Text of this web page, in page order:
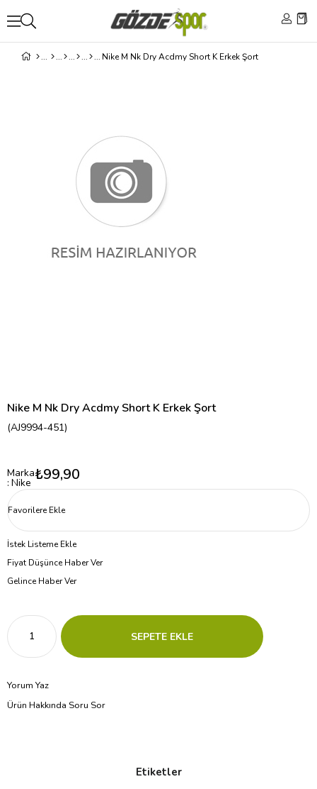
Nike M Nk Dry Acdmy Short K Erkek Şort
Nike M Nk Dry Acdmy Short K Erkek Şort
(AJ9994-451)
Marka
: Nike ₺99,90
Favorilere Ekle
İstek Listeme Ekle
Fiyat Düşünce Haber Ver
Gelince Haber Ver
Yorum Yaz
Ürün Hakkında Soru Sor
Etiketler